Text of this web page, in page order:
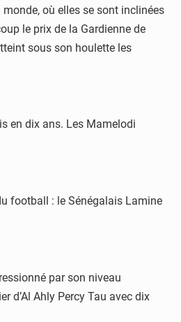
où elles se sont inclinées
le prix de la Gardienne de
sous son houlette les
en dix ans. Les Mamelodi
football : le Sénégalais Lamine
par son niveau
d’Al Ahly Percy Tau avec dix